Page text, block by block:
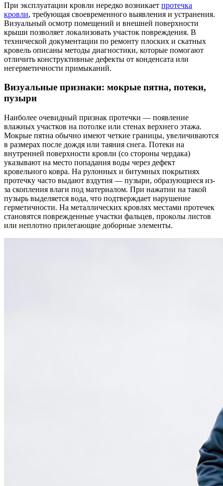
При эксплуатации кровли нередко возникает протечка
кровли, требующая своевременного выявления и устранения.
Визуальный осмотр помещений и внешней поверхности
крыши позволяет локализовать участок повреждения. В
технической документации по ремонту плоских и скатных
кровель описаны методы диагностики, которые помогают
отличить конструктивные дефекты от конденсата или
негерметичности примыканий.
Визуальные признаки: мокрые пятна, потеки,
пузыри
Наиболее очевидный признак протечки — появление
влажных участков на потолке или стенах верхнего этажа.
Мокрые пятна обычно имеют четкие границы, увеличиваются
в размерах после дождя или таяния снега. Потеки на
внутренней поверхности кровли (со стороны чердака)
указывают на место попадания воды через дефект
кровельного ковра. На рулонных и битумных покрытиях
протечку часто выдают вздутия — пузыри, образующиеся из-
за скопления влаги под материалом. При нажатии на такой
пузырь выделяется вода, что подтверждает нарушение
герметичности. На металлических кровлях местами протечек
становятся поврежденные участки фальцев, проколы листов
или неплотно прилегающие доборные элементы.